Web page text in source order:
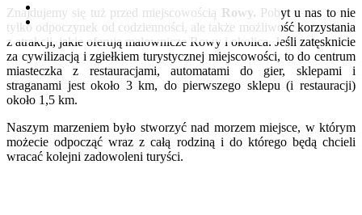
Znajdujemy się tuż przed miejscowością Rowy. Pobyt u nas to nie
tylko odpoczynek od codzienności, ale także możliwość korzystania
z atrakcji, jakie oferują malownicze Rowy i okolica. Jeśli zatęsknicie
za cywilizacją i zgiełkiem turystycznej miejscowości, to do centrum
miasteczka z restauracjami, automatami do gier, sklepami i
straganami jest około 3 km, do pierwszego sklepu (i restauracji)
około 1,5 km.
Naszym marzeniem było stworzyć nad morzem miejsce, w którym
możecie odpocząć wraz z całą rodziną i do którego będą chcieli
wracać kolejni zadowoleni turyści.